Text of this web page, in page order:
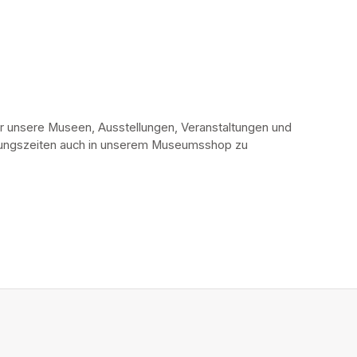
Museen, Ausstellungen, Veranstaltungen und
auch in unserem Museumsshop zu